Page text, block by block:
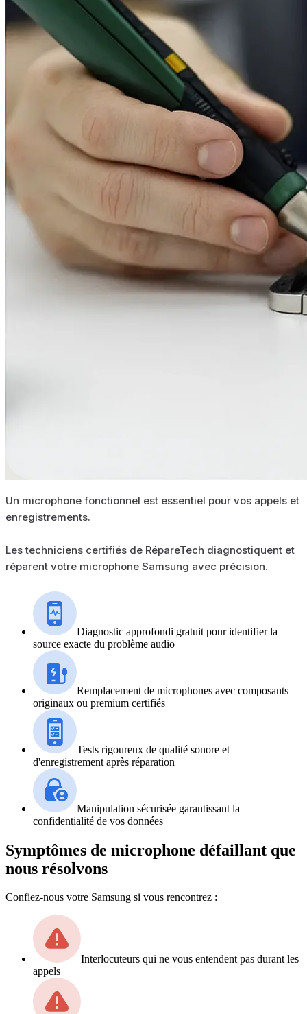
Un microphone fonctionnel est essentiel pour vos appels et
enregistrements.
Les techniciens certifiés de RépareTech diagnostiquent et
réparent votre microphone Samsung avec précision.
Diagnostic approfondi gratuit pour identifier la
source exacte du problème audio
Remplacement de microphones avec composants
originaux ou premium certifiés
Tests rigoureux de qualité sonore et
d'enregistrement après réparation
Manipulation sécurisée garantissant la
confidentialité de vos données
Symptômes de microphone défaillant que
nous résolvons
Confiez-nous votre Samsung si vous rencontrez :
Interlocuteurs qui ne vous entendent pas durant les
appels